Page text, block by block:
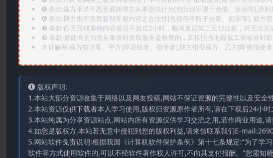
➎ 条款:雇方承诺不恶意雇佣博主从事违法行为[包括但不限于色情、反动等],否
➏️ 条款:博主也不负责鉴别受雇内容之合法性[包括但不限于分裂、犯罪等], 雇方
❼ 条款:白天完成雇佣内容最迟不超过2小时，晚间最迟第二天12点前，对无法完
❽ 条款:雇佣博主为您从事资料查取服务是收费的，其按照当地最低工资标准时
名词解释:雇方指访客、甲方[即花钱者、指使者],博主指受雇方、乙方[即被指使
版权声明:
1.本站大部分资源收集于网络以及网友投稿,网站不保证资源的完整性以及安全
2.本站资源仅供下载者本人学习使用,版权归资源原作者所有,请在下载后24小时
3.本站纯属为分享资源站点,网站内所有资源仅供学习交流之用,若作商业用途,
4.如您是版权方,本站若无意中侵犯到您的版权利益,请来信联系我们E-
5.网站软件免责说明:根据我国《计算机软件保护条例》第十七条规定:“为了学
软件等方式使用软件的,可以不经软件著作权人许可,不向其支付报酬。”您需